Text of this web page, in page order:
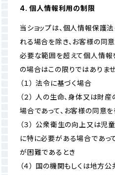
4. 個人情報利用の制限
当ショップは、個人情報保護
れる場合を除き、お客様の同
必要な範囲を超えて個人情報
の場合はこの限りではありませ
（１） 法令に基づく場合
（２） 人の生命、身体又は財
場合であって、お客様の同意
（３） 公衆衛生の向上又は
に特に必要がある場合であっ
が困難であるとき
（４） 国の機関もしくは地方